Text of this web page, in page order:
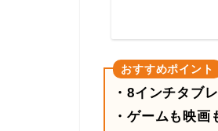
・8インチタブ
・ゲームも映画